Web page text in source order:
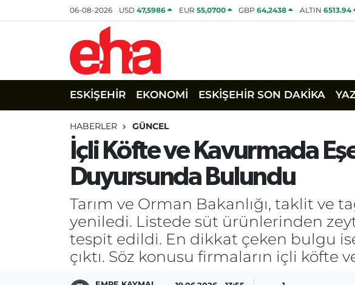
06-08-2026 USD47,5986 EUR 55,0700 GBP64,2438 ALTIN 6513.94
ESKİŞEHİR EKONOMİ ESKİŞEHİR SON DAKİKA
HABERLER GÜNCEL
İçli Köfte ve Kavurmada
Duyursunda Bulundu
Tarım ve Orman Bakanlığı, taklit ve
yeniledi. Listede süt ürünlerinden
tespit edildi. En dikkat çeken bulgu
çıktı. Söz konusu firmaların içli köfte